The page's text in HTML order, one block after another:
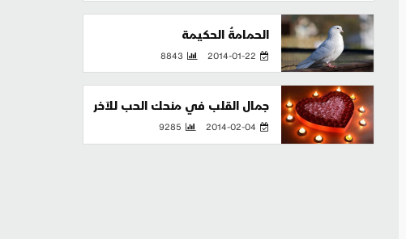
الحمامةُ الحكيمة
2014-01-22
8843
جمال القلب في منحك الحب للآخر
2014-02-04
9285